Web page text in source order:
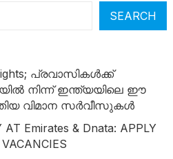
SEARCH
പ്രവാസികൾക്ക്
നിന്ന് ഇന്ത്യയിലെ ഈ
വിമാന സർവീസുകൾ
AT Emirates & Dnata: APPLY